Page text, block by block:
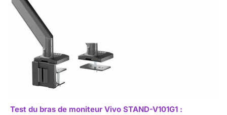
Test du bras de moniteur Vivo STAND-V101G1 :